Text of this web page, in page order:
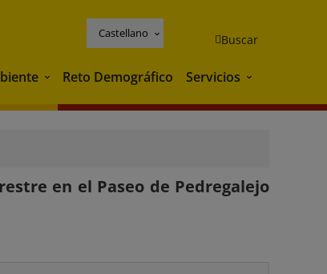
Castellano Buscar
Medio Ambiente
Reto Demográfico Servicios Servicios
en el Paseo de Pedregalejo